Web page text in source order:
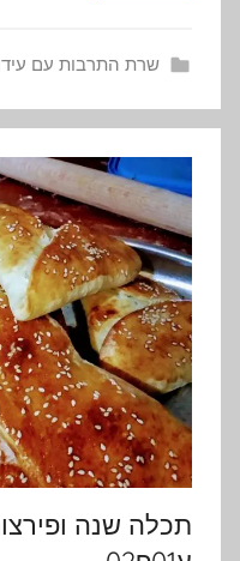
שרת התרבות עם עידו
תכלה שנה